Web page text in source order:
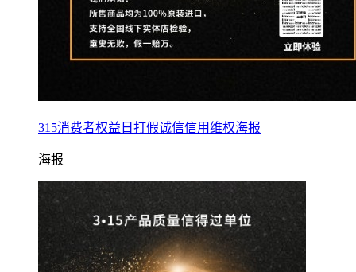
315消费者权益日打假诚信信用维权海报
海报